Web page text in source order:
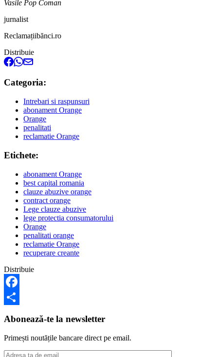
Vasile Pop Coman
jurnalist
Reclamațiibănci.ro
Distribuie
Categoria:
Intrebari si raspunsuri
abonament Orange
Orange
penalitati
reclamatie Orange
Etichete:
abonament Orange
best capital romania
clauze abuzive orange
contract orange
Lege clauze abuzive
lege protectia consumatorului
Orange
penalitati orange
reclamatie Orange
recuperare creante
Distribuie
Facebook
Abonează-te la newsletter
Primești noutățile bancare direct pe email.